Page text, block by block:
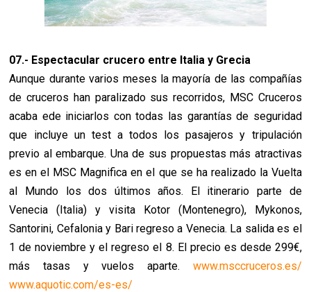
07.- Espectacular crucero entre Italia y Grecia
Aunque durante varios meses la mayoría de las compañías
de cruceros han paralizado sus recorridos, MSC Cruceros
acaba ede iniciarlos con todas las garantías de seguridad
que incluye un test a todos los pasajeros y tripulación
previo al embarque. Una de sus propuestas más atractivas
es en el MSC Magnifica en el que se ha realizado la Vuelta
al Mundo los dos últimos años. El itinerario parte de
Venecia (Italia) y visita Kotor (Montenegro), Mykonos,
Santorini, Cefalonia y Bari regreso a Venecia. La salida es el
1 de noviembre y el regreso el 8. El precio es desde 299€,
más tasas y vuelos aparte. www.msccruceros.es/
www.aquotic.com/es-es/